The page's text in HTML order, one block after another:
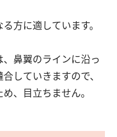
方に適しています。
鼻翼のラインに沿っ
していきますので、
、目立ちません。